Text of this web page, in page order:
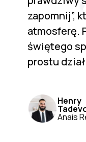
zapomnij”,
atmosferę.
świętego
prostu
Henry
Anais